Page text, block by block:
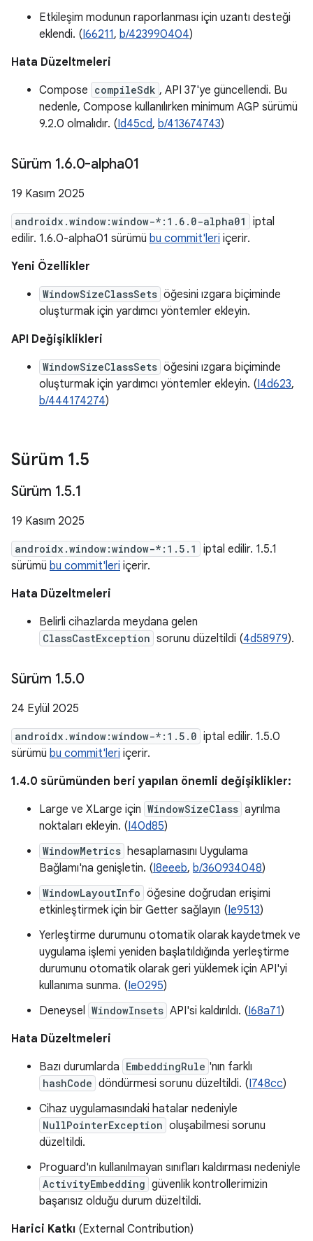
Etkileşim modunun raporlanması için uzantı desteği
eklendi. (I66211, b/423990404)
Hata Düzeltmeleri
Compose compileSdk , API 37'ye güncellendi. Bu
nedenle, Compose kullanılırken minimum AGP sürümü
9.2.0 olmalıdır. (Id45cd, b/413674743)
Sürüm 1.6.0-alpha01
19 Kasım 2025
androidx.window:window-*:1.6.0-alpha01
iptal
edilir. 1.6.0-alpha01 sürümü bu commit'leri içerir.
Yeni Özellikler
WindowSizeClassSets öğesini ızgara biçiminde
oluşturmak için yardımcı yöntemler ekleyin.
API Değişiklikleri
WindowSizeClassSets öğesini ızgara biçiminde
oluşturmak için yardımcı yöntemler ekleyin. (I4d623,
b/444174274)
Sürüm 1.5
Sürüm 1.5.1
19 Kasım 2025
androidx.window:window-*:1.5.1
iptal edilir. 1.5.1
sürümü bu commit'leri içerir.
Hata Düzeltmeleri
Belirli cihazlarda meydana gelen
ClassCastException sorunu düzeltildi (4d58979).
Sürüm 1.5.0
24 Eylül 2025
androidx.window:window-*:1.5.0 iptal edilir. 1.5.0
sürümü bu commit'leri içerir.
1.4.0 sürümünden beri yapılan önemli değişiklikler:
Large ve XLarge için WindowSizeClass ayrılma
noktaları ekleyin. (I40d85)
WindowMetrics hesaplamasını Uygulama
Bağlamı'na genişletin. (I8eeeb, b/360934048)
WindowLayoutInfo öğesine doğrudan erişimi
etkinleştirmek için bir Getter sağlayın (Ie9513)
Yerleştirme durumunu otomatik olarak kaydetmek ve
uygulama işlemi yeniden başlatıldığında yerleştirme
durumunu otomatik olarak geri yüklemek için API'yi
kullanıma sunma. (Ie0295)
Deneysel WindowInsets API'si kaldırıldı. (I68a71)
Hata Düzeltmeleri
Bazı durumlarda EmbeddingRule 'nın farklı
hashCode döndürmesi sorunu düzeltildi. (I748cc)
Cihaz uygulamasındaki hatalar nedeniyle
NullPointerException oluşabilmesi sorunu
düzeltildi.
Proguard'ın kullanılmayan sınıfları kaldırması nedeniyle
ActivityEmbedding güvenlik kontrollerimizin
başarısız olduğu durum düzeltildi.
Harici Katkı (External Contribution)